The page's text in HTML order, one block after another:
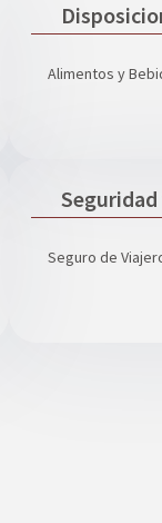
Alimentos y
Seguro de